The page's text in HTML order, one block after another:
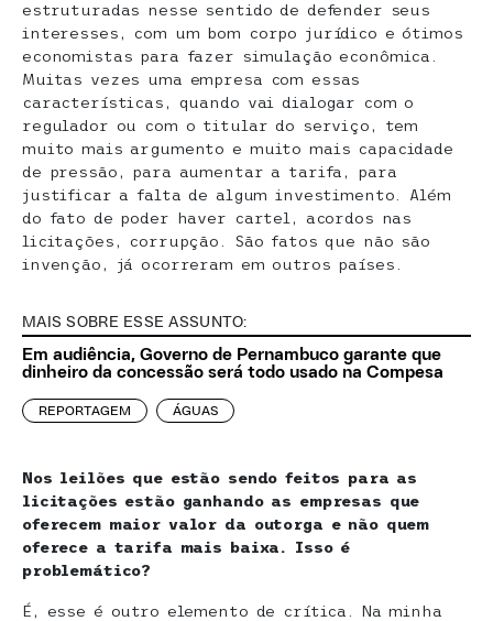
estruturadas nesse sentido de defender seus
interesses, com um bom corpo jurídico e ótimos
economistas para fazer simulação econômica.
Muitas vezes uma empresa com essas
características, quando vai dialogar com o
regulador ou com o titular do serviço, tem
muito mais argumento e muito mais capacidade
de pressão, para aumentar a tarifa, para
justificar a falta de algum investimento. Além
do fato de poder haver cartel, acordos nas
licitações, corrupção. São fatos que não são
invenção, já ocorreram em outros países.
MAIS SOBRE ESSE ASSUNTO:
Em audiência, Governo de Pernambuco garante que
dinheiro da concessão será todo usado na Compesa
REPORTAGEM ÁGUAS
Nos leilões que estão sendo feitos para as
licitações estão ganhando as empresas que
oferecem maior valor da outorga e não quem
oferece a tarifa mais baixa. Isso é
problemático?
É, esse é outro elemento de crítica. Na minha